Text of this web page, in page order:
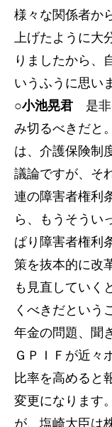
様々な関係者か
上げたように大
りましたから、
いうふうに思い
○小池晃君 是非
み切るべきだと
は、介護保険制
議論ですが、そ
連の障害者権利
ら、もうそうい
ぱり障害者権利
策を抜本的に改
も見直していく
くべきだという
年金の問題、聞
ＧＰＩＦが近々
比率を高めると
変更になります
が、塩崎大臣は